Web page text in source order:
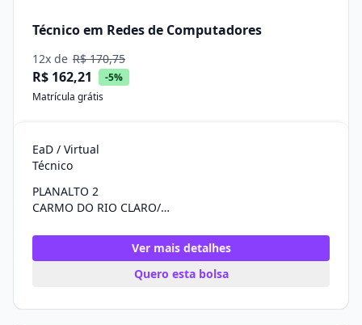
Técnico em Redes de Computadores
12x de R$ 170,75
R$ 162,21
-5%
Matrícula grátis
EaD / Virtual
Técnico
PLANALTO 2
CARMO DO RIO CLARO/MG
Ver mais detalhes
Quero esta bolsa